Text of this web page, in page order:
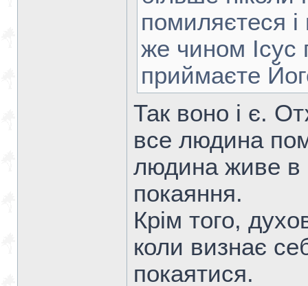
помиляєтеся
же чином Ісус
приймаєте
Так воно і є.
все людина
людина живе в
покаяння.
Крім того,
коли визнає
покаятися.